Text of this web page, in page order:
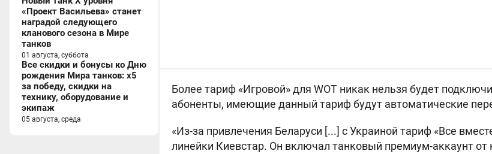
«Проект Васильева» станет
наградой следующего
кланового сезона в Мире
танков
01 августа, суббота
Все скидки и бонусы ко Дню
рождения Мира танков: x5
за победу, скидки на
технику, оборудование и
экипаж
05 августа, среда
Более тариф «Игровой» для WOT никак нельзя будет
абоненты, имеющие данный тариф будут автоматические
«Из-за привлечения Беларуси [...] с Украиной тариф «Все
линейки Киевстар. Он включал танковый премиум-аккаунт от